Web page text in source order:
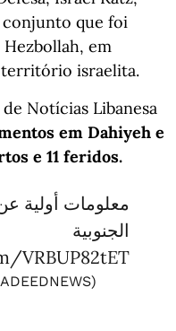
que foi
em
território israelita.
Notícias Libanesa
em Dahiyeh e
e 11 feridos.
معلومات أولية
الجنوبية
VRBUP82tET